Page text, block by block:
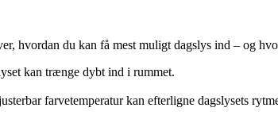
hvordan du kan få mest muligt dagslys ind – og
kan trænge dybt ind i rummet.
farvetemperatur kan efterligne dagslysets